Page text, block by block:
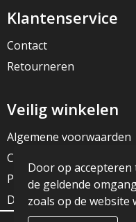
Klantenservice
Contact
Retourneren
Veilig winkelen
Algemene voorwaarden
Cookieverklaring
Privacyverklaring
Disclaimer
Door op
de geldende
zoals op de website